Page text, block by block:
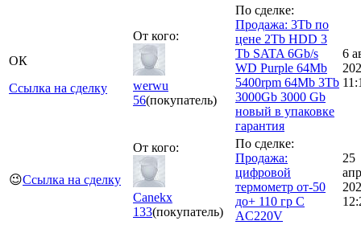
ОК
Ссылка на сделку
От кого:
werwu
56(покупатель)
По сделке:
Продажа: 3Tb по
цене 2Tb HDD 3
Tb SATA 6Gb/s
WD Purple 64Mb
5400rpm 64Mb 3Tb
3000Gb 3000 Gb
новый в упаковке
гарантия
6
😉Ссылка на сделку
От кого:
Canekx
133(покупатель)
По сделке:
Продажа:
цифровой
термометр от-50
до+ 110 гр С
AC220V
25
апр